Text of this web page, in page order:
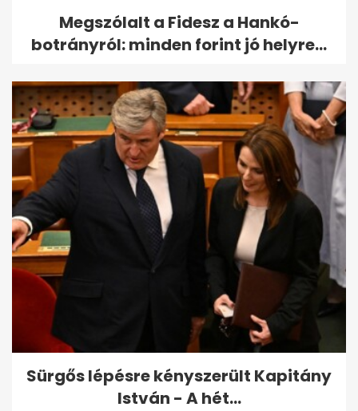
Megszólalt a Fidesz a Hankó-
botrányról: minden forint jó helyre...
Sürgős lépésre kényszerült Kapitány
István - A hét...